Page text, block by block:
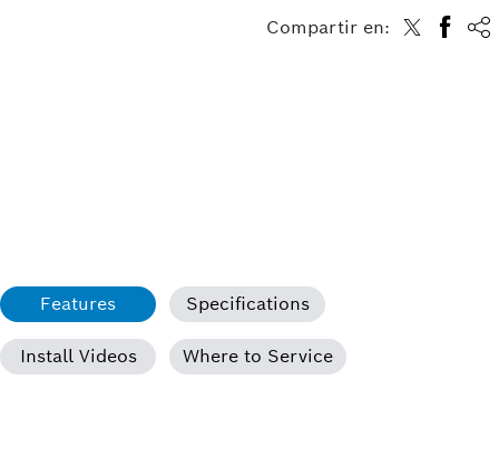
Compartir en:
Features Specifications
Install Videos Where to Service